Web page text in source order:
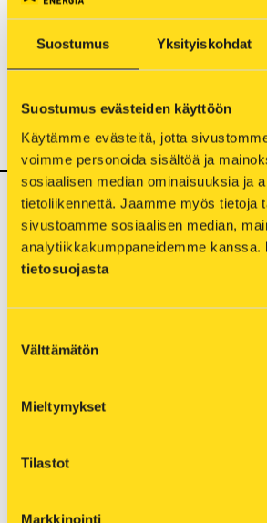
Suostumus Yksityiskohdat
Suostumus evästeiden käyttöön
Käytämme evästeitä, jotta
voimme personoida sisältöä ja
sosiaalisen median ominaisuuksia ja
tietoliikennettä. Jaamme myös tietoja
sivustoamme sosiaalisen median,
analytiikkakumppaneidemme kanssa.
tietosuojasta
valinta
Välttämätön
Mieltymykset
Tilastot
Markkinointi
jälkeen turvetta hyödynnetään
kuopiolaisten lämmön
pakkasilla.
Puun ja turpeen synergia
Olemme vähentäneet turpeen
kymmenessä vuodessa
2026 jälkeen turpeen
varapolttoaineena. Vuonna 2024
biopolttoaineiden polttamisen
Ennen laajennusta turve on